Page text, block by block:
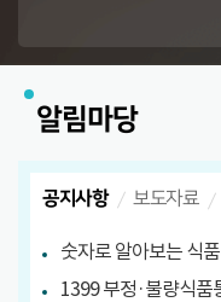
알림마당
공지사항 보도자료